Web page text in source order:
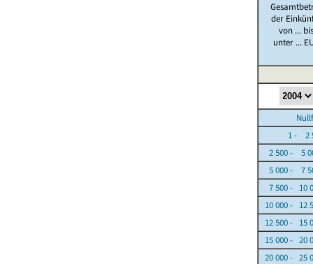
der
von ...
unter ...
1 - 2
2 500 - 5
5 000 - 7
7 500 - 10
10 000 - 12
12 500 - 15
15 000 - 20
20 000 - 25